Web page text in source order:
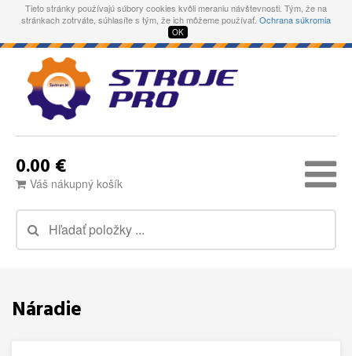
Tieto stránky používajú súbory cookies kvôli meraniu návštevnosti. Tým, že na
stránkach zotrváte, súhlasíte s tým, že ich môžeme používať. Ochrana súkromia
OK
0.00 €
Váš nákupný košík
Náradie